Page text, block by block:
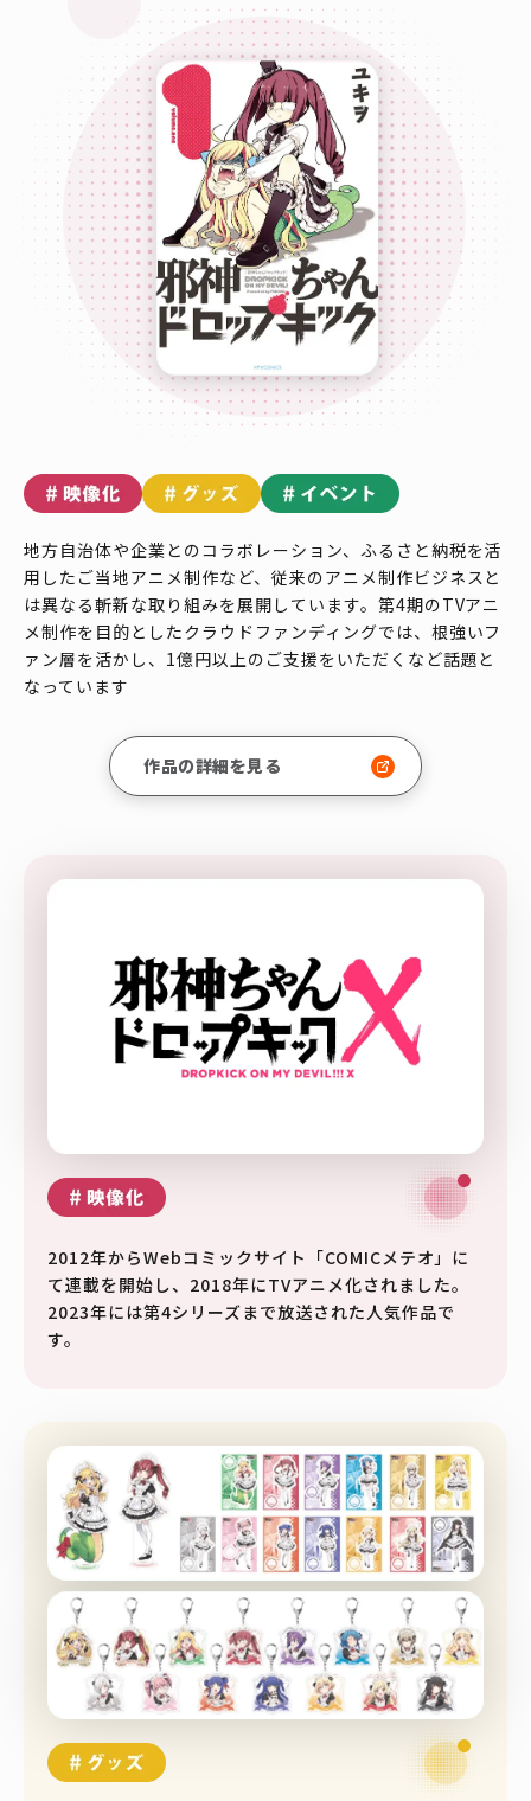
地方自治体や企業とのコラボレーション、ふるさと納税を活
用したご当地アニメ制作など、従来のアニメ制作ビジネスと
は異なる斬新な取り組みを展開しています。第4期のTVアニ
メ制作を目的としたクラウドファンディングでは、根強いフ
ァン層を活かし、1億円以上のご支援をいただくなど話題と
なっています
作品の詳細を見る
2012年からWebコミックサイト「COMICメテオ」に
て連載を開始し、2018年にTVアニメ化されました。
2023年には第4シリーズまで放送された人気作品で
す。